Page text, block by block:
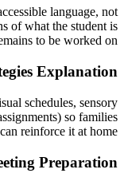
language, not
of what the student is
to be worked on.
Explanation
schedules, sensory
so families
reinforce it at home.
Preparation